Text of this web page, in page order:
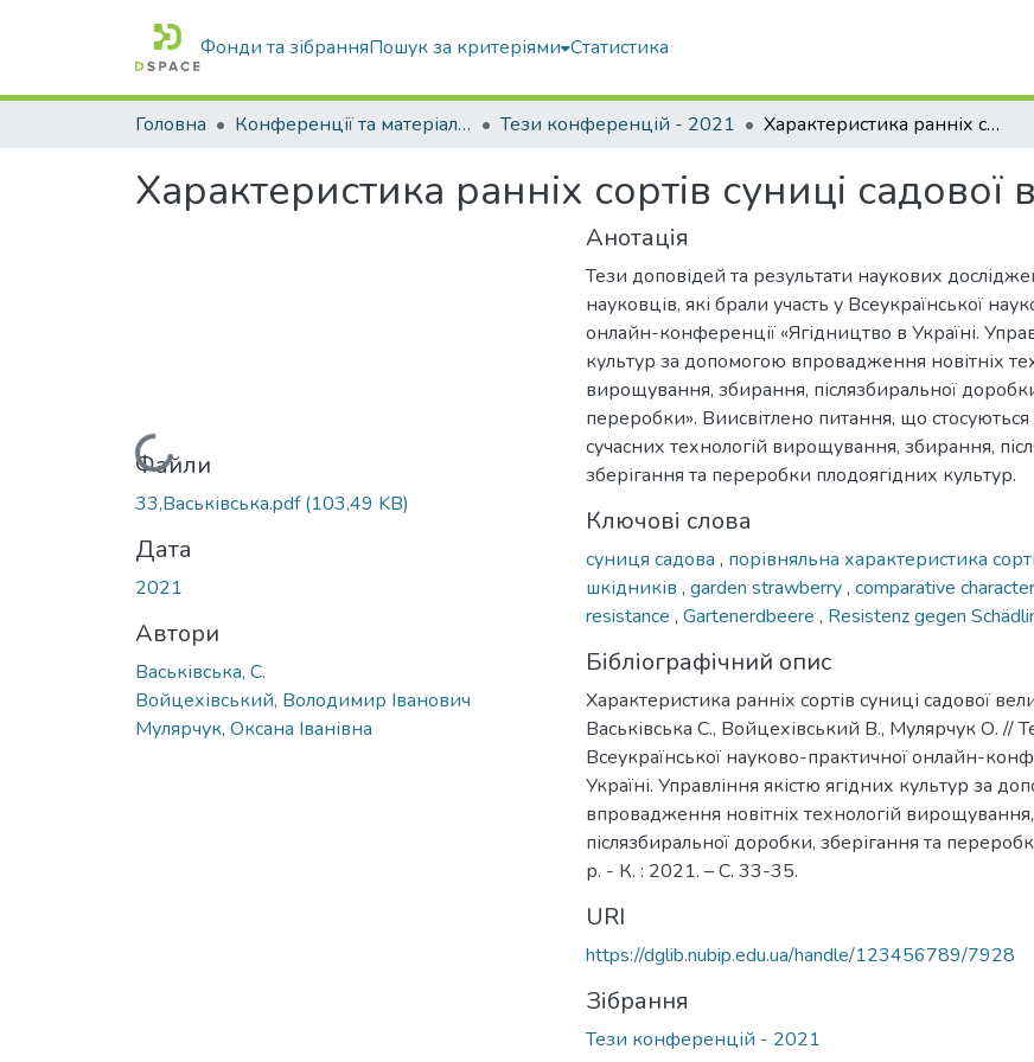
Фонди та зібранняПошук за критеріями Статистика
Головна Конференції та матеріали конференцій Тези конференцій - 2021 Характеристика ранніх сортів суниці садової великоплідної
Характеристика ранніх сортів суниці садової
Вантажиться...
Файли
33,Васьківська.pdf(103,49 KB)
Дата
2021
Автори
Васьківська, С.
Войцехівський, Володимир Іванович
Мулярчук, Оксана Іванівна
Анотація
Тези доповідей та результати наукових
науковців, які брали участь у Всеукраїнської
онлайн-конференції «Ягідництво в Україні.
культур за допомогою впровадження новітніх
вирощування, збирання, післязбиральної
переробки». Виисвітлено питання, що
сучасних технологій вирощування, збирання,
зберігання та переробки плодоягідних культур.
Ключові слова
суниця садова , порівняльна характеристика
шкідників , garden strawberry, comparative
resistance , Gartenerdbeere , Resistenz gegen
Бібліографічний опис
Характеристика ранніх сортів суниці садової
Васьківська С., Войцехівський В., Мулярчук О. //
Всеукраїнської науково-практичної онлайн-
Україні. Управління якістю ягідних культур за
впровадження новітніх технологій
післязбиральної доробки, зберігання та
р. - К. : 2021. – С. 33-35.
URI
https://dglib.nubip.edu.ua/handle/123456789/7928
Зібрання
Тези конференцій - 2021